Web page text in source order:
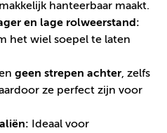
hanteerbaar maakt.
en lage rolweerstand:
het wiel soepel te laten
geen strepen achter, zelfs
ze perfect zijn voor
Ideaal voor